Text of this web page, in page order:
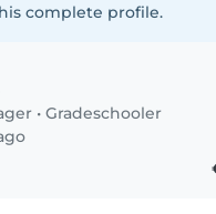
complete profile.
•Gradeschooler